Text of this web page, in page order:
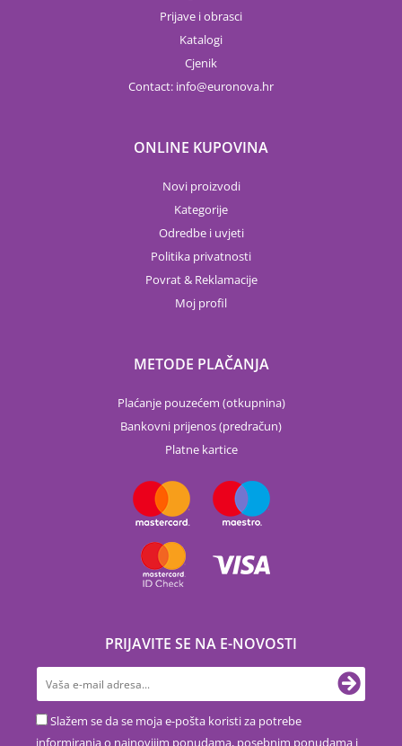
Prijave i obrasci
Katalogi
Cjenik
Contact: info euronova.hr
ONLINE KUPOVINA
Novi proizvodi
Kategorije
Odredbe i uvjeti
Politika privatnosti
Povrat & Reklamacije
Moj profil
METODE PLAČANJA
Plaćanje pouzećem (otkupnina)
Bankovni prijenos (predračun)
Platne kartice
PRIJAVITE SE NA E-NOVOSTI
Slažem se da se moja e-pošta koristi za potrebe
informiranja o najnovijim ponudama, posebnim ponudama i